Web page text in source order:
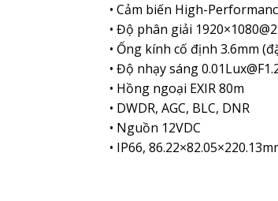
• Cảm biến High-
• Độ phân giải
• Ống kính cố định 3.6mm
• Độ nhạy sáng
• Hồng ngoại EXIR 80m
• DWDR, AGC, BLC, DNR
• Nguồn 12VDC
• IP66,